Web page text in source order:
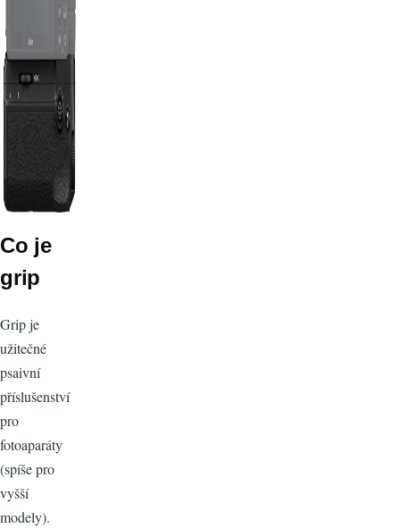
Co je
grip
Grip je
užitečné
psaivní
příslušenství
pro
fotoaparáty
(spíše pro
vyšší
modely).